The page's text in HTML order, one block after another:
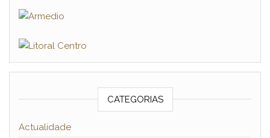
CATEGORIAS
Actualidade